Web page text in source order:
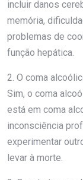
incluir danos
memória,
problemas de
função hepática.
2. O coma
Sim, o coma
está em coma
inconsciência
experimentar
levar à morte.